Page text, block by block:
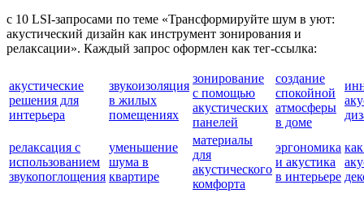
с 10 LSI-запросами по теме «Трансформируйте шум в уют:
акустический дизайн как инструмент зонирования и
релаксации». Каждый запрос оформлен как тег-ссылка:
акустические
решения для
интерьера
звукоизоляция
в жилых
помещениях
зонирование
с помощью
акустических
панелей
создание
спокойной
атмосферы
в доме
релаксация с
использованием
звукопоглощения
уменьшение
шума в
квартире
материалы
для
акустического
комфорта
эргономика
и акустика
в интерьере